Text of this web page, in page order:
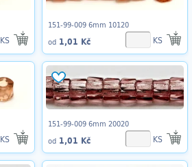
KS
151-99-009 6mm 10120
od 1,01 Kč KS
KS
151-99-009 6mm 20020
od 1,01 Kč KS